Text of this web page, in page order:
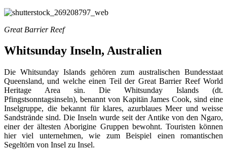
Great Barrier Reef
Whitsunday Inseln, Australien
Die Whitsunday Islands gehören zum australischen Bundesstaat
Queensland, und welche einen Teil der Great Barrier Reef World
Heritage Area sin. Die Whitsunday Islands (dt.
Pfingstsonntagsinseln), benannt von Kapitän James Cook, sind eine
Inselgruppe, die bekannt für klares, azurblaues Meer und weisse
Sandstrände sind. Die Inseln wurde seit der Antike von den Ngaro,
einer der ältesten Aborigine Gruppen bewohnt. Touristen können
hier viel unternehmen, wie zum Beispiel einen romantischen
Segeltörn von Insel zu Insel.